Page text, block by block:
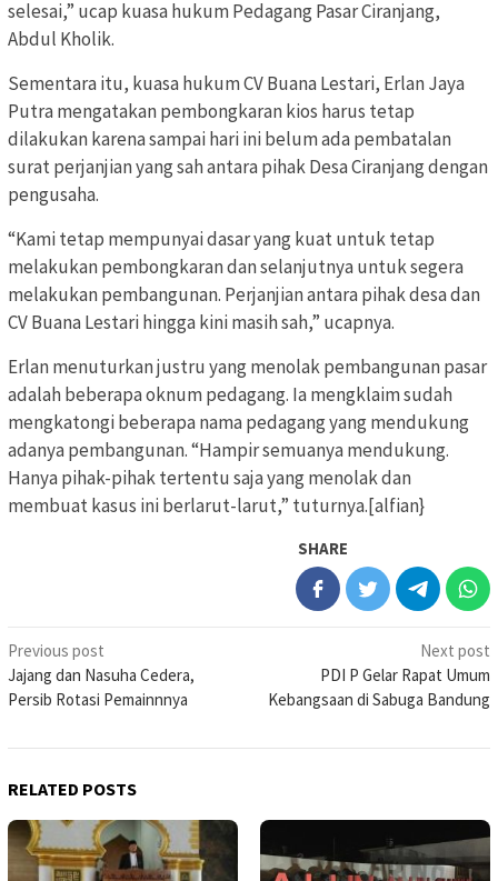
selesai,” ucap kuasa hukum Pedagang Pasar Ciranjang,
Abdul Kholik.
Sementara itu, kuasa hukum CV Buana Lestari, Erlan Jaya
Putra mengatakan pembongkaran kios harus tetap
dilakukan karena sampai hari ini belum ada pembatalan
surat perjanjian yang sah antara pihak Desa Ciranjang dengan
pengusaha.
“Kami tetap mempunyai dasar yang kuat untuk tetap
melakukan pembongkaran dan selanjutnya untuk segera
melakukan pembangunan. Perjanjian antara pihak desa dan
CV Buana Lestari hingga kini masih sah,” ucapnya.
Erlan menuturkan justru yang menolak pembangunan pasar
adalah beberapa oknum pedagang. Ia mengklaim sudah
mengkatongi beberapa nama pedagang yang mendukung
adanya pembangunan. “Hampir semuanya mendukung.
Hanya pihak-pihak tertentu saja yang menolak dan
membuat kasus ini berlarut-larut,” tuturnya.[alfian}
SHARE
Post
navigation
Previous post
Jajang dan Nasuha Cedera,
Persib Rotasi Pemainnnya
Next post
PDI P Gelar Rapat Umum
Kebangsaan di Sabuga Bandung
RELATED POSTS